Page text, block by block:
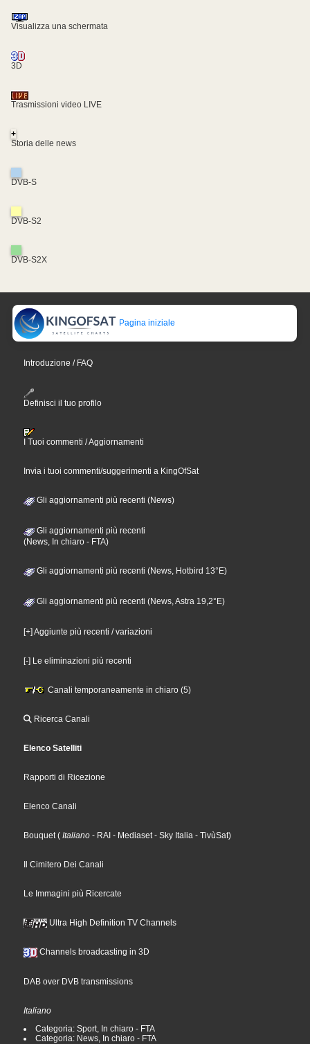
Visualizza una schermata
3D
Trasmissioni video LIVE
+
Storia delle news
DVB-S
DVB-S2
DVB-S2X
Pagina iniziale
Introduzione / FAQ
Definisci il tuo profilo
I Tuoi commenti / Aggiornamenti
Invia i tuoi commenti/suggerimenti a KingOfSat
Gli aggiornamenti più recenti (News)
Gli aggiornamenti più recenti
(News, In chiaro - FTA)
Gli aggiornamenti più recenti (News, Hotbird 13°E)
Gli aggiornamenti più recenti (News, Astra 19,2°E)
[+] Aggiunte più recenti / variazioni
[-] Le eliminazioni più recenti
Canali temporaneamente in chiaro (5)
Ricerca Canali
Elenco Satelliti
Rapporti di Ricezione
Elenco Canali
Bouquet ( Italiano - RAI - Mediaset - Sky Italia - TivùSat)
Il Cimitero Dei Canali
Le Immagini più Ricercate
Ultra High Definition TV Channels
Channels broadcasting in 3D
DAB over DVB transmissions
Italiano
Categoria: Sport, In chiaro - FTA
Categoria: News, In chiaro - FTA